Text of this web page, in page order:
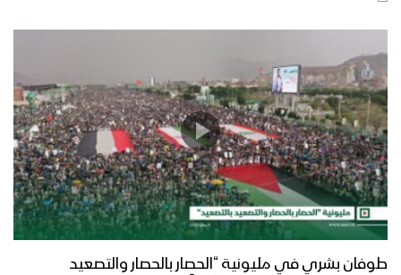
طوفان بشري في مليونية “الحصار بالحصار والتصعيد